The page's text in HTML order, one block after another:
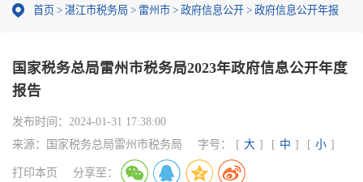
首页 > 湛江市税务局 > 雷州市 > 政府信息公开 > 政府信息公开年报
国家税务总局雷州市税务局2023年政府信息公开年度
报告
发布时间： 2024-01-31 17:38:00
来源：
国家税务总局雷州市税务局 字号： [ 大 ] [ 中 ] [ 小 ]
打印本页 分享至：